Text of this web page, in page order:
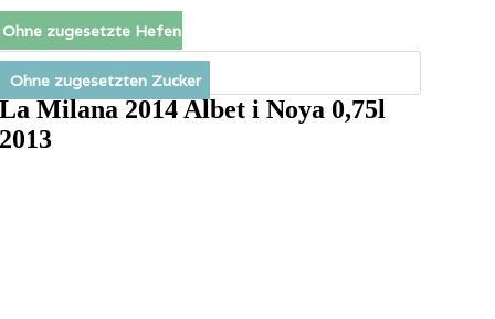
Inhalt
springen
Products
search
La Milana 2014 Albet i Noya 0,75l
2013
Ohne zugesetzte Hefen
Ohne zugesetzten Zucker